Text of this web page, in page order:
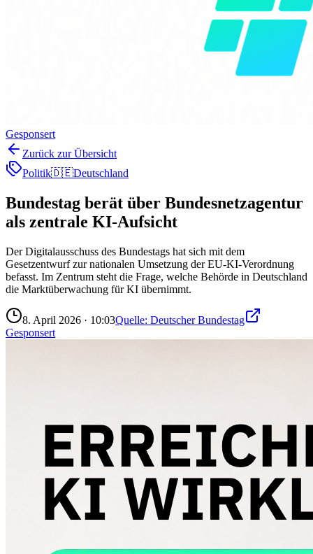
Gesponsert
Zurück zur Übersicht
Politik🇩🇪Deutschland
Bundestag berät über Bundesnetzagentur
als zentrale KI-Aufsicht
Der Digitalausschuss des Bundestags hat sich mit dem
Gesetzentwurf zur nationalen Umsetzung der EU-KI-Verordnung
befasst. Im Zentrum steht die Frage, welche Behörde in Deutschland
die Marktüberwachung für KI übernimmt.
8. April 2026 · 10:03Quelle: Deutscher Bundestag
Gesponsert